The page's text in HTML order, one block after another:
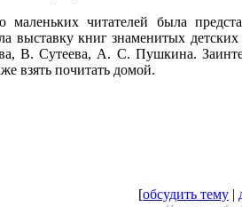
читателей была
выставку книг знаменитых
В. Сутеева, А. С. Пушкина.
взять почитать домой.
[обсудить тему |